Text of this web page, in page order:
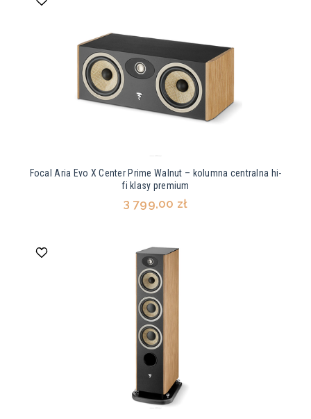
Focal Aria Evo X Center Prime Walnut – kolumna centralna hi-
fi klasy premium
3 799,00 zł